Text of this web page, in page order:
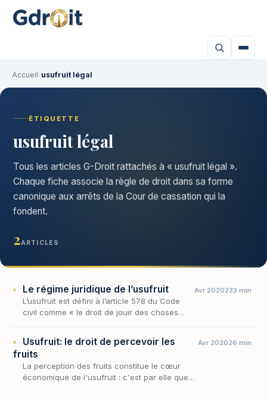
Accueil›usufruit légal
ÉTIQUETTE
usufruit légal
Tous les articles G-Droit rattachés à « usufruit légal ».
Chaque fiche associe la règle de droit dans sa forme
canonique aux arrêts de la Cour de cassation qui la
fondent.
2ARTICLES
Le régime juridique de l’usufruit
L’usufruit est défini à l’article 578 du Code
civil comme « le droit de jouir des choses
conserv…
Avr 2020223 min
Usufruit: le droit de percevoir les
fruits
La perception des fruits constitue le cœur
économique de l'usufruit : c'est par elle que
Avr 202026 min